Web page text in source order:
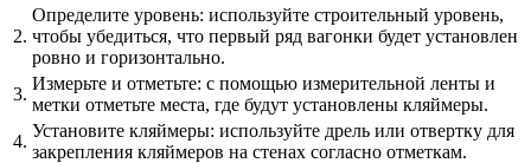
2.
Определите уровень: используйте строительный уровень,
чтобы убедиться, что первый ряд вагонки будет установлен
ровно и горизонтально.
3.
Измерьте и отметьте: с помощью измерительной ленты и
метки отметьте места, где будут установлены кляймеры.
4.
Установите кляймеры: используйте дрель или отвертку для
закрепления кляймеров на стенах согласно отметкам.